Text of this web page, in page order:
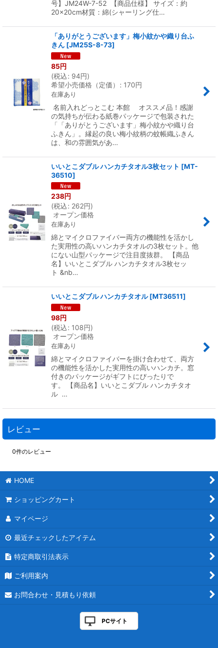
号】JM24W-7-52 【商品仕様】 サイズ：約
20×20cm材質：綿(シャーリング仕…
「ありがとうございます」梅小紋かや織り台ふ
きん [JM25S-8-73]
85円
(税込: 94円)
希望小売価格（定価）
: 170円
在庫あり
名前入れどっとこむ 本館 オススメ品！感謝
の気持ちが伝わる紙巻パッケージで包装された
「「ありがとうございます」梅小紋かや織り台
ふきん」。縁起の良い梅小紋柄の蚊帳織ふきん
は、和の雰囲気があ…
いいとこダブル ハンカチタオル3枚セット [MT-
36510]
238円
(税込: 262円)
オープン価格
在庫あり
綿とマイクロファイバー両方の機能性を活かし
た実用性の高いハンカチタオルの3枚セット。他
にない山型パッケージで注目度抜群。 【商品
名】いいとこダブル ハンカチタオル3枚セッ
ト &nb…
いいとこダブル ハンカチタオル [MT36511]
98円
(税込: 108円)
オープン価格
在庫あり
綿とマイクロファイバーを掛け合わせて、両方
の機能性を活かした実用性の高いハンカチ。窓
付きのパッケージがギフトにぴったりで
す。 【商品名】いいとこダブル ハンカチタオ
ル …
レビュー
0件のレビュー
HOME
ショッピングカート
マイページ
最近チェックしたアイテム
特定商取引法表示
ご利用案内
お問合わせ・見積もり依頼
PCサイト